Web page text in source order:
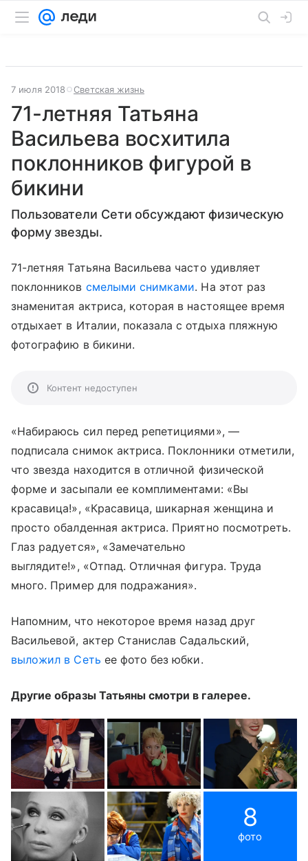
7 июля 2018 Светская жизнь
71-летняя Татьяна
Васильева восхитила
поклонников фигурой в
бикини
Пользователи Сети обсуждают физическую
форму звезды.
71-летняя Татьяна Васильева часто удивляет
поклонников смелыми снимками. На этот раз
знаменитая актриса, которая в настоящее время
отдыхает в Италии, показала с отдыха пляжную
фотографию в бикини.
Контент недоступен
«Набираюсь сил перед репетициями», —
подписала снимок актриса. Поклонники отметили,
что звезда находится в отличной физической
форме и засыпали ее комплиментами: «Вы
красавица!», «Красавица, шикарная женщина и
просто обалденная актриса. Приятно посмотреть.
Глаз радуется», «Замечательно
выглядите!», «Отпад. Отличная фигура. Труда
много. Пример для подражания».
Напомним, что некоторое время назад друг
Васильевой, актер Станислав Садальский,
выложил в Сеть ее фото без юбки.
Другие образы Татьяны смотри в галерее.
8
фото